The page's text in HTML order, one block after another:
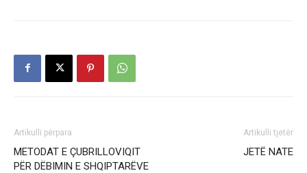
Artikulli përpara
METODAT E ÇUBRILLOVIQIT
PËR DËBIMIN E SHQIPTARËVE
Artikulli tjetër
JETË NATE